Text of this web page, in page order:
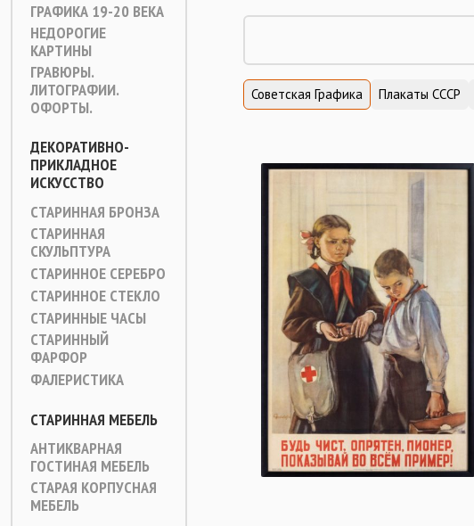
ГРАФИКА 19-20 ВЕКА
НЕДОРОГИЕ
КАРТИНЫ
ГРАВЮРЫ.
ЛИТОГРАФИИ.
ОФОРТЫ.
ДЕКОРАТИВНО-
ПРИКЛАДНОЕ
ИСКУССТВО
СТАРИННАЯ БРОНЗА
СТАРИННАЯ
СКУЛЬПТУРА
СТАРИННОЕ СЕРЕБРО
СТАРИННОЕ СТЕКЛО
СТАРИННЫЕ ЧАСЫ
СТАРИННЫЙ
ФАРФОР
ФАЛЕРИСТИКА
СТАРИННАЯ МЕБЕЛЬ
АНТИКВАРНАЯ
ГОСТИНАЯ МЕБЕЛЬ
СТАРАЯ КОРПУСНАЯ
МЕБЕЛЬ
Советская Графика Плакаты СССР